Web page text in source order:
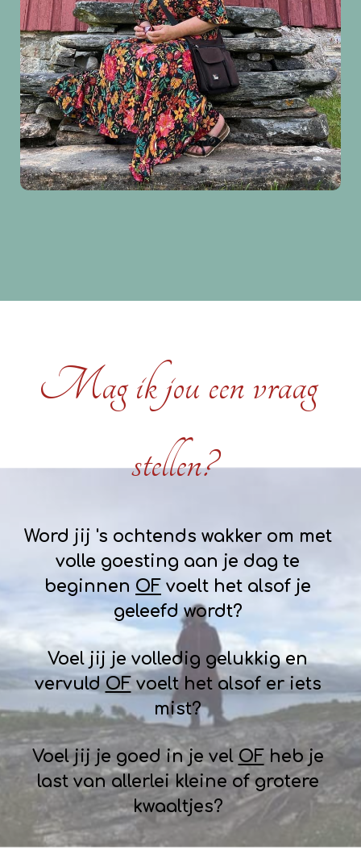
Mag ik jou een vraag
stellen?
Word jij 's ochtends wakker om met
volle goesting aan je dag te
beginnen OF voelt het alsof je
geleefd wordt?
Voel jij je volledig gelukkig en
vervuldOFvoelt het alsof er iets
mist?
Voel jij je goed in je vel OFheb je
last van allerlei kleine of grotere
kwaaltjes?